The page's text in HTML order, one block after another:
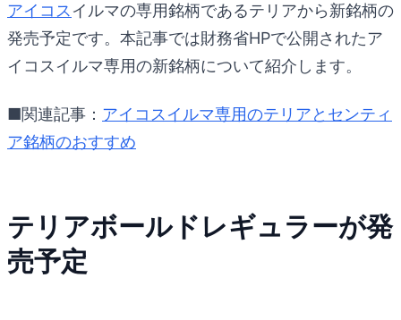
アイコスイルマの専用銘柄であるテリアから新銘柄の
発売予定です。本記事では財務省HPで公開されたア
イコスイルマ専用の新銘柄について紹介します。
■関連記事： アイコスイルマ専用のテリアとセンティ
ア銘柄のおすすめ
テリアボールドレギュラーが発
売予定